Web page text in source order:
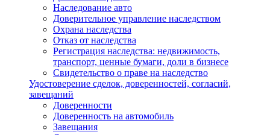
Наследование авто
Доверительное управление наследством
Охрана наследства
Отказ от наследства
Регистрация наследства: недвижимость,
транспорт, ценные бумаги, доли в бизнесе
Свидетельство о праве на наследство
Удостоверение сделок, доверенностей, согласий,
завещаний
Доверенности
Доверенность на автомобиль
Завещания